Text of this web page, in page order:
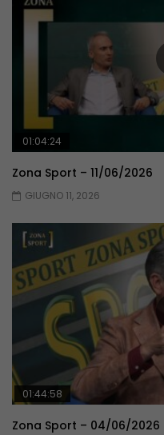
01:04:24
Zona Sport – 11/06/2026
GIUGNO 11, 2026
01:44:58
Zona Sport – 04/06/2026